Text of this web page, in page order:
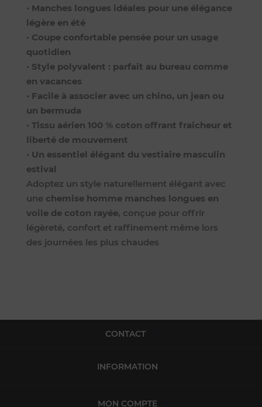
• Manches longues idéales pour une élégance
légère en été
• Coupe confortable pensée pour un usage
quotidien
• Style polyvalent : parfait au bureau comme
en vacances
• Facile à associer avec un chino, un jean ou
un bermuda
• Tissu aérien 100 % coton offrant fraîcheur et
liberté de mouvement
• Un essentiel élégant du vestiaire masculin
estival
Adoptez un style naturellement élégant avec
une chemise homme manches longues en
voile de coton rayée, conçue pour offrir
légèreté, confort et raffinement même lors
des journées les plus chaudes
CONTACT
INFORMATION
MON COMPTE